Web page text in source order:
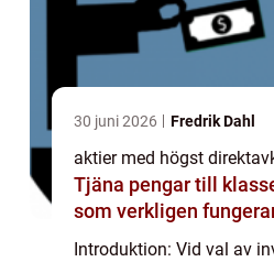
30 juni 2026 Fredrik Dahl
aktier med högst
Tjäna pengar till klassen smarta
som verkligen
Introduktion: Vid val av